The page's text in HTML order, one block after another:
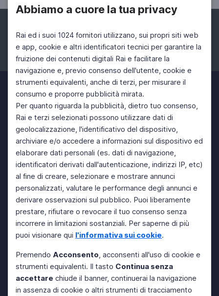
Abbiamo a cuore la tua privacy
Rai ed i suoi 1024 fornitori utilizzano, sui propri siti web
e app, cookie e altri identificatori tecnici per garantire la
fruizione dei contenuti digitali Rai e facilitare la
navigazione e, previo consenso dell'utente, cookie e
strumenti equivalenti, anche di terzi, per misurare il
consumo e proporre pubblicità mirata.
Per quanto riguarda la pubblicità, dietro tuo consenso,
Rai e terzi selezionati possono utilizzare dati di
geolocalizzazione, l'identificativo del dispositivo,
archiviare e/o accedere a informazioni sul dispositivo ed
elaborare dati personali (es. dati di navigazione,
identificatori derivati dall'autenticazione, indirizzi IP, etc)
al fine di creare, selezionare e mostrare annunci
personalizzati, valutare le performance degli annunci e
derivare osservazioni sul pubblico. Puoi liberamente
prestare, rifiutare o revocare il tuo consenso senza
incorrere in limitazioni sostanziali. Per saperne di più
puoi visionare qui l'informativa sui cookie.
Premendo Acconsento, acconsenti all'uso di cookie e
strumenti equivalenti. Il tasto Continua senza
accettare chiude il banner, continuerai la navigazione
in assenza di cookie o altri strumenti di tracciamento
Facebook Instagram Twitter